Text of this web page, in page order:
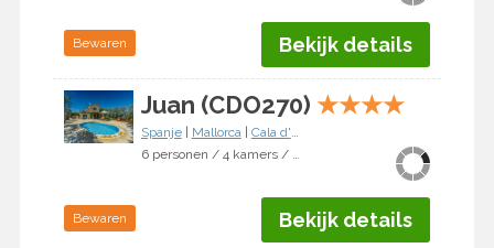
Bewaren Bekijk details
Juan (CDO270) ★★★★
Spanje| Mallorca| Cala d'Or
6 personen / 4 kamers / 3 slaapkamers
Bewaren Bekijk details